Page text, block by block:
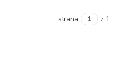
strana z 1